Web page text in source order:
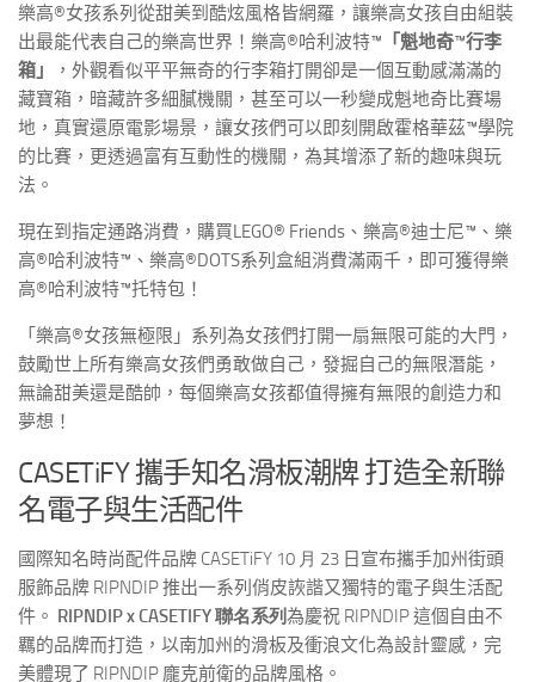
樂高®女孩系列從甜美到酷炫風格皆網羅，讓樂高女孩自由組裝
出最能代表自己的樂高世界！樂高®哈利波特™ 「 魁地奇™行李
箱」
，外觀看似平平無奇的行李箱打開卻是一個互動感滿滿的
藏寶箱，暗藏許多細膩機關，甚至可以一秒變成魁地奇比賽場
地，真實還原電影場景，讓女孩們可以即刻開啟霍格華茲™學院
的比賽，更透過富有互動性的機關，為其增添了新的趣味與玩
法。
現在到指定通路消費，購買LEGO® Friends、樂高®迪士尼™、樂
高®哈利波特™、樂高®DOTS系列盒組消費滿兩千，即可獲得樂
高®哈利波特™托特包！
「樂高®女孩無極限」系列為女孩們打開一扇無限可能的大門，
鼓勵世上所有樂高女孩們勇敢做自己，發掘自己的無限潛能，
無論甜美還是酷帥，每個樂高女孩都值得擁有無限的創造力和
夢想！
CASETiFY 攜手知名滑板潮牌 打造全新聯
名電子與生活配件
國際知名時尚配件品牌 CASETiFY 10 月 23 日宣布攜手加州街頭
服飾品牌 RIPNDIP推出一系列俏皮詼諧又獨特的電子與生活配
件。
RIPNDIP x CASETIFY 聯名系列為慶祝 RIPNDIP這個自由不
羈的品牌而打造，以南加州的滑板及衝浪文化為設計靈感，完
美體現了 RIPNDIP 龐克前衛的品牌風格。